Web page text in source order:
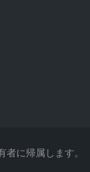
に帰属します。